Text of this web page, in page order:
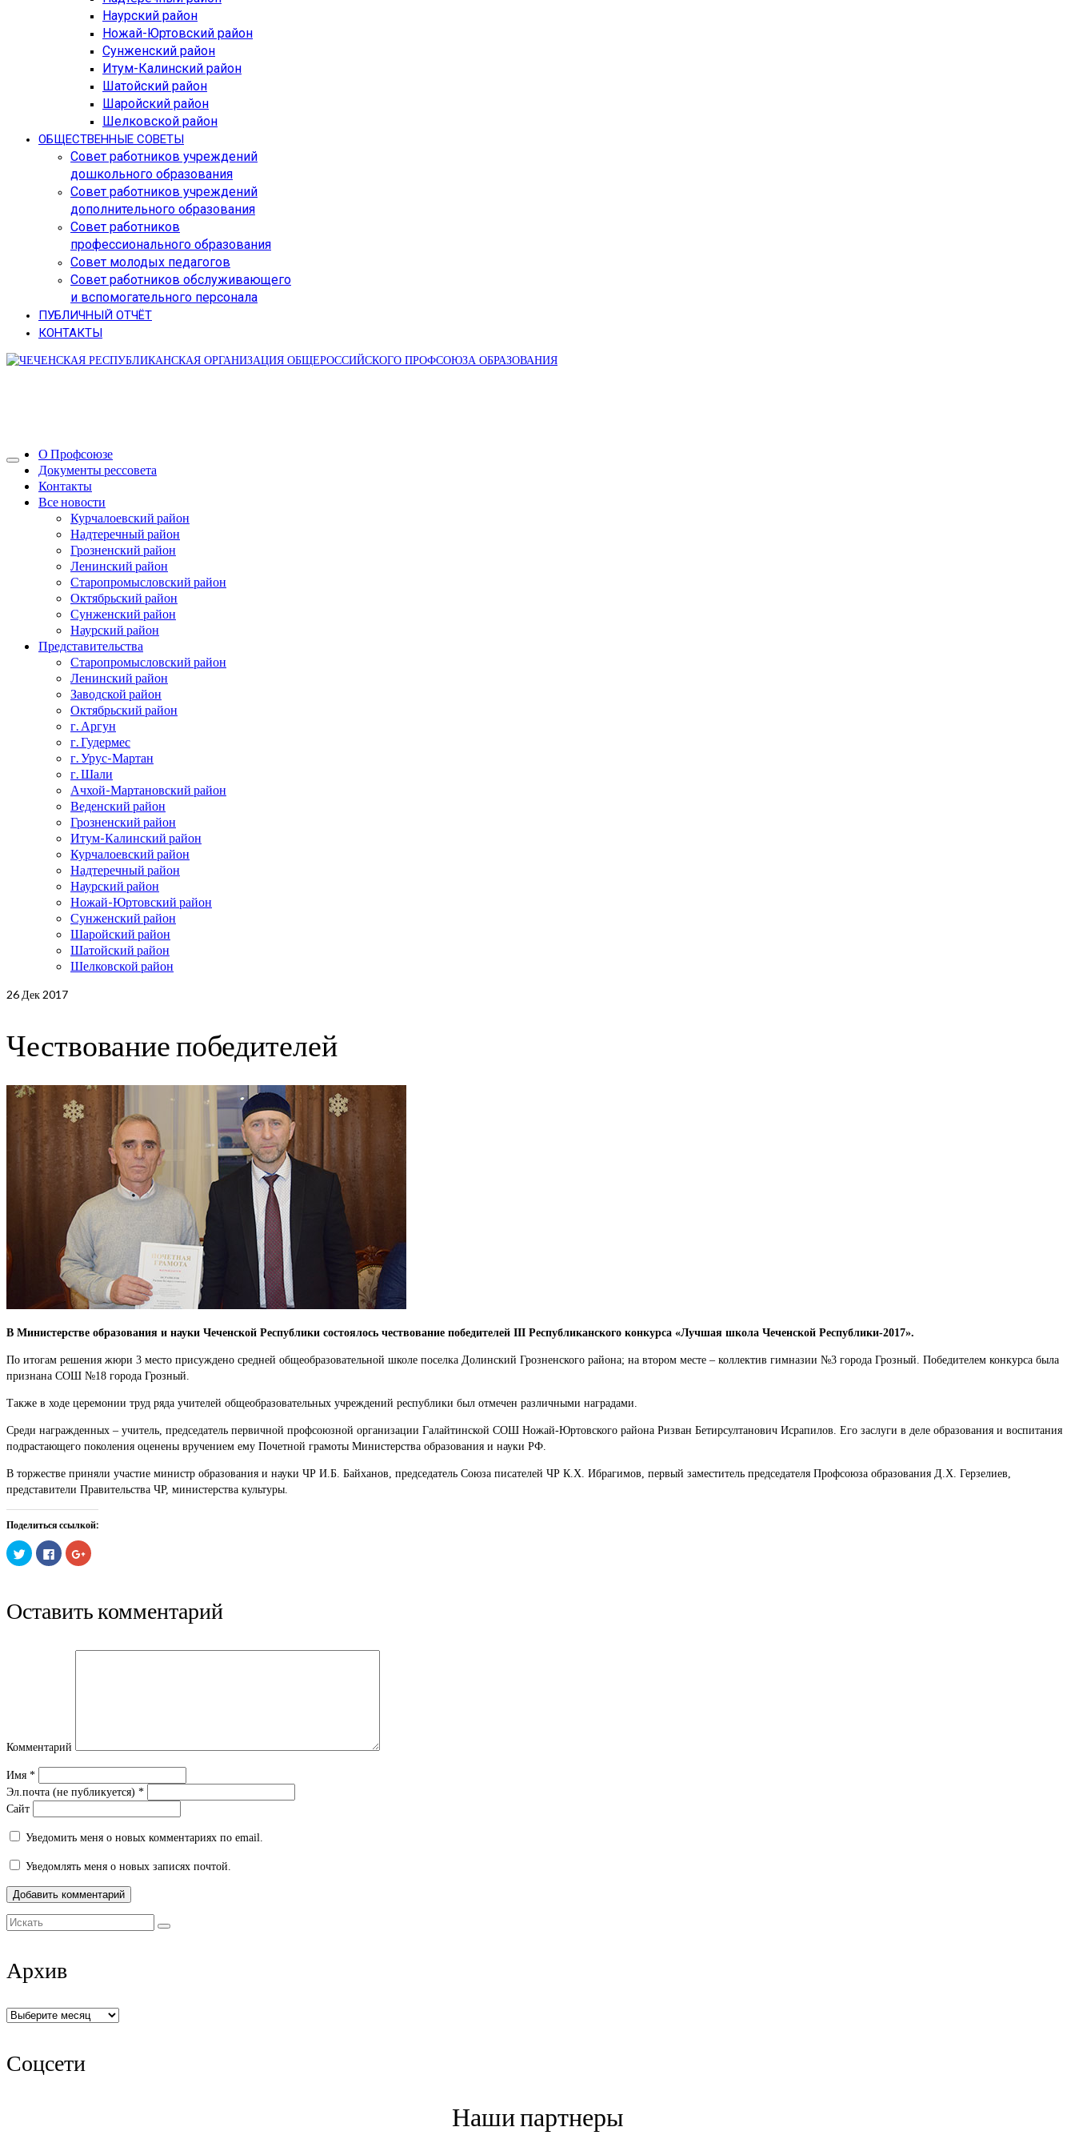
Наурский район
Ножай-Юртовский район
Сунженский район
Итум-Калинский район
Шатойский район
Шаройский район
Шелковской район
ОБЩЕСТВЕННЫЕ СОВЕТЫ
Совет работников учреждений
дошкольного образования
Совет работников учреждений
дополнительного образования
Совет работников
профессионального образования
Совет молодых педагогов
Совет работников обслуживающего
и вспомогательного персонала
ПУБЛИЧНЫЙ ОТЧЁТ
КОНТАКТЫ
О Профсоюзе
Документы рессовета
Контакты
Все новости
Курчалоевский район
Надтеречный район
Грозненский район
Ленинский район
Старопромысловский район
Октябрьский район
Сунженский район
Наурский район
Представительства
Старопромысловский район
Ленинский район
Заводской район
Октябрьский район
г. Аргун
г. Гудермес
г. Урус-Мартан
г. Шали
Ачхой-Мартановский район
Веденский район
Грозненский район
Итум-Калинский район
Курчалоевский район
Надтеречный район
Наурский район
Ножай-Юртовский район
Сунженский район
Шаройский район
Шатойский район
Шелковской район
26 Дек 2017
Чествование победителей
В Министерстве образования и науки Чеченской Республики состоялось чествование победителей III Республиканского конкурса «Лучшая школа Чеченской Республики-2017».
По итогам решения жюри 3 место присуждено средней общеобразовательной школе поселка Долинский Грозненского района; на втором месте – коллектив гимназии №3 города Грозный. Победителем конкурса была
признана СОШ №18 города Грозный.
Также в ходе церемонии труд ряда учителей общеобразовательных учреждений республики был отмечен различными наградами.
Среди награжденных – учитель, председатель первичной профсоюзной организации Галайтинской СОШ Ножай-Юртовского района Ризван Бетирсултанович Исрапилов. Его заслуги в деле образования и воспитания
подрастающего поколения оценены вручением ему Почетной грамоты Министерства образования и науки РФ.
В торжестве приняли участие министр образования и науки ЧР И.Б. Байханов, председатель Союза писателей ЧР К.Х. Ибрагимов, первый заместитель председателя Профсоюза образования Д.Х. Герзелиев,
представители Правительства ЧР, министерства культуры.
Поделиться ссылкой:
Нажмите,
чтобы
поделиться
в
новом
Нажмите
здесь,
чтобы
Facebook.
(Открывается
Нажмите,
чтобы
в
новом
Оставить комментарий
Комментарий
Имя *
Эл.почта (не публикуется) *
Сайт
Уведомить меня о новых комментариях по email.
Уведомлять меня о новых записях почтой.
Искать:
Архив
Архив
Соцсети
Наши партнеры